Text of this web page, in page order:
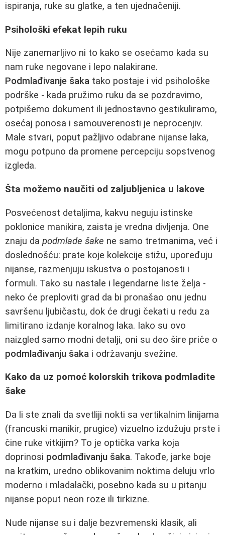
ispiranja, ruke su glatke, a ten ujednačeniji.
Psihološki efekat lepih ruku
Nije zanemarljivo ni to kako se osećamo kada su
nam ruke negovane i lepo nalakirane.
Podmlađivanje šaka tako postaje i vid psihološke
podrške - kada pružimo ruku da se pozdravimo,
potpišemo dokument ili jednostavno gestikuliramo,
osećaj ponosa i samouverenosti je neprocenjiv.
Male stvari, poput pažljivo odabrane nijanse laka,
mogu potpuno da promene percepciju sopstvenog
izgleda.
Šta možemo naučiti od zaljubljenica u lakove
Posvećenost detaljima, kakvu neguju istinske
poklonice manikira, zaista je vredna divljenja. One
znaju da podmlade šake ne samo tretmanima, već i
doslednošću: prate koje kolekcije stižu, upoređuju
nijanse, razmenjuju iskustva o postojanosti i
formuli. Tako su nastale i legendarne liste želja -
neko će preploviti grad da bi pronašao onu jednu
savršenu ljubičastu, dok će drugi čekati u redu za
limitirano izdanje koralnog laka. Iako su ovo
naizgled samo modni detalji, oni su deo šire priče o
podmlađivanju šaka i održavanju svežine.
Kako da uz pomoć kolorskih trikova podmladite
šake
Da li ste znali da svetliji nokti sa vertikalnim linijama
(francuski manikir, prugice) vizuelno izdužuju prste i
čine ruke vitkijim? To je optička varka koja
doprinosi podmlađivanju šaka. Takođe, jarke boje
na kratkim, uredno oblikovanim noktima deluju vrlo
moderno i mladalački, posebno kada su u pitanju
nijanse poput neon roze ili tirkizne.
Nude nijanse su i dalje bezvremenski klasik, ali